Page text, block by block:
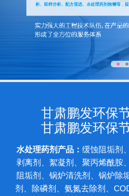
甘肃鹏发环保
甘肃鹏发环保
水处理药剂产品： 缓蚀阻垢剂
剥离剂、絮凝剂、聚丙烯酰胺
阻垢剂、锅炉清洗剂、锅炉除
剂、除磷剂、氨氮去除剂、